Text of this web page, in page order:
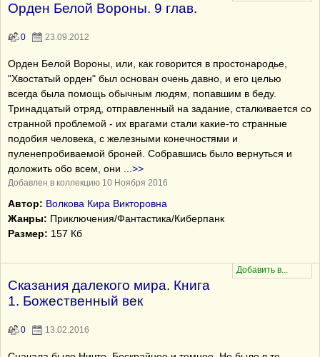
Орден Белой Вороны. 9 глав.
0 23.09.2012
Орден Белой Вороны, или, как говорится в простонародье,
"Хвостатый орден" был основан очень давно, и его целью
всегда была помощь обычным людям, попавшим в беду.
Тринадцатый отряд, отправленный на задание, сталкивается со
странной проблемой - их врагами стали какие-то странные
подобия человека, с железными конечностями и
пуленепробиваемой броней. Собравшись было вернуться и
доложить обо всем, они
>>
Добавлен в коллекцию 10 Ноября 2016
Автор: Волкова Кира Викторовна
Жанры: Приключения/Фантастика/Киберпанк
Размер: 157 Кб
Сказания далекого мира. Книга
1. Божественный век
0 13.02.2016